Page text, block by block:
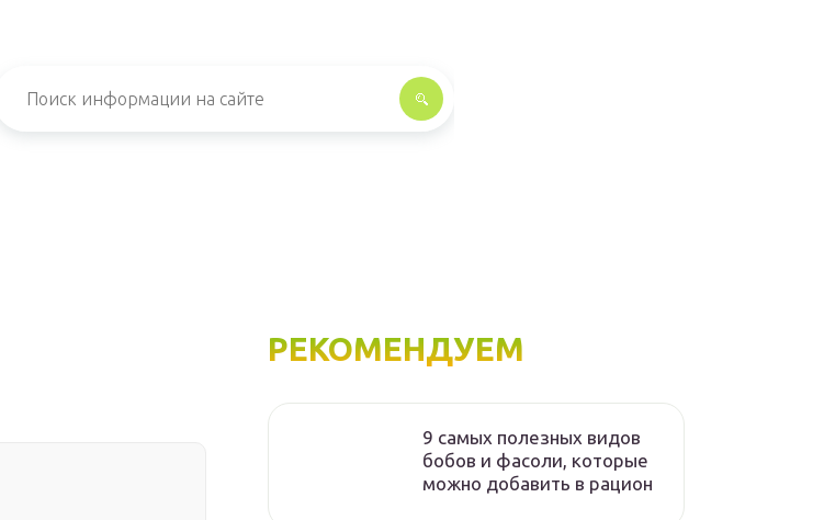
РЕКОМЕНДУЕМ
9 самых полезных видов
бобов и фасоли, которые
можно добавить в рацион